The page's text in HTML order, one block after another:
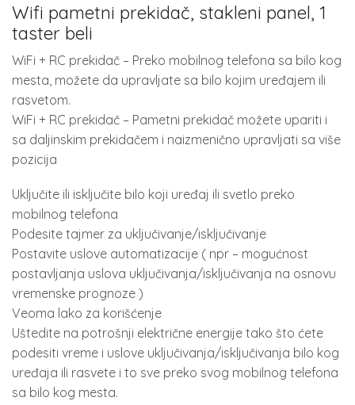
Wifi pametni prekidač, stakleni panel, 1
taster beli
WiFi + RC prekidač – Preko mobilnog telefona sa bilo kog
mesta, možete da upravljate sa bilo kojim uređajem ili
rasvetom.
WiFi + RC prekidač – Pametni prekidač možete upariti i
sa daljinskim prekidačem i naizmenično upravljati sa više
pozicija
Uključite ili isključite bilo koji uređaj ili svetlo preko
mobilnog telefona
Podesite tajmer za uključivanje/isključivanje
Postavite uslove automatizacije ( npr – mogućnost
postavljanja uslova uključivanja/isključivanja na osnovu
vremenske prognoze )
Veoma lako za korišćenje
Uštedite na potrošnji električne energije tako što ćete
podesiti vreme i uslove uključivanja/isključivanja bilo kog
uređaja ili rasvete i to sve preko svog mobilnog telefona
sa bilo kog mesta.